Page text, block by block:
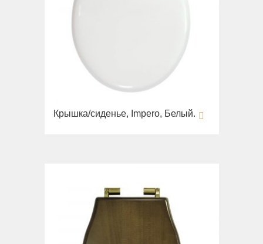
Крышка/сиденье, Impero, Белый.